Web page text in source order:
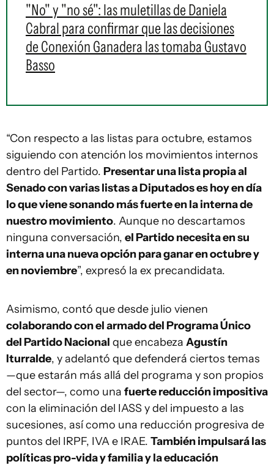
"No" y "no sé": las muletillas de Daniela
Cabral para confirmar que las decisiones
de Conexión Ganadera las tomaba Gustavo
Basso
“Con respecto a las listas para octubre, estamos
siguiendo con atención los movimientos internos
dentro del Partido. Presentar una lista propia al
Senado con varias listas a Diputados es hoy en día
lo que viene sonando más fuerte en la interna de
nuestro movimiento. Aunque no descartamos
ninguna conversación, el Partido necesita en su
interna una nueva opción para ganar en octubre y
en noviembre”, expresó la ex precandidata.
Asimismo, contó que desde julio vienen
colaborando con el armado del Programa Único
del Partido Nacional que encabeza Agustín
Iturralde, y adelantó que defenderá ciertos temas
—que estarán más allá del programa y son propios
del sector—, como una fuerte reducción impositiva
con la eliminación del IASS y del impuesto a las
sucesiones, así como una reducción progresiva de
puntos del IRPF, IVA e IRAE. También impulsará las
políticas pro-vida y familia y la educación